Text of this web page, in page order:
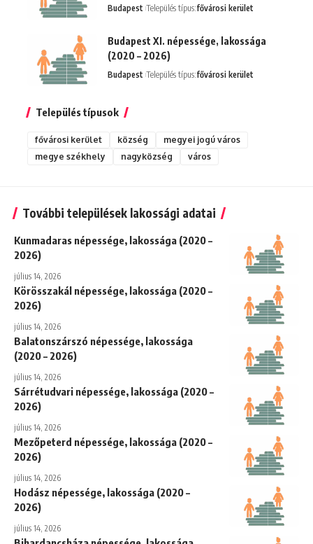
Budapest Település típus:fővárosi kerület
Budapest XI. népessége, lakossága
(2020 – 2026)
Budapest Település típus:fővárosi kerület
Település típusok
fővárosi kerület község
megyei jogú város
megye székhely
nagyközség város
További települések lakossági adatai
Kunmadaras népessége, lakossága (2020 –
2026)
július 14, 2026
Körösszakál népessége, lakossága (2020 –
2026)
július 14, 2026
Balatonszárszó népessége, lakossága
(2020 – 2026)
július 14, 2026
Sárrétudvari népessége, lakossága (2020 –
2026)
július 14, 2026
Mezőpeterd népessége, lakossága (2020 –
2026)
július 14, 2026
Hodász népessége, lakossága (2020 –
2026)
július 14, 2026